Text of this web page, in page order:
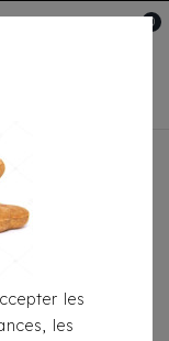
0
Coussin Anti-
Jade
les
les